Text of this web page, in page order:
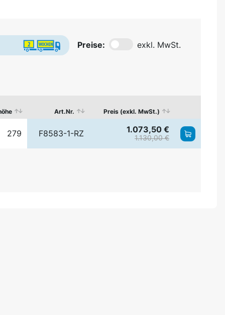
Preise: exkl. MwSt.
Art.Nr. Preis (exkl. MwSt.)
279 F8583-1-RZ 1.073,50 €
1.130,00 €